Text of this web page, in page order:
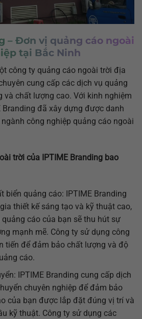
– Đơn vị quảng cáo ngoài
tại Bắc Ninh
công ty quảng cáo ngoài trời địa
cung cấp các dịch vụ quảng
và chất lượng cao. Với kinh nghiệm
Branding đã xây dựng được danh
công nghiệp quảng cáo ngoài
trời của IPTIME Branding bao
biển quảng cáo: IPTIME Branding
thiết kế sáng tạo và kỹ thuật cao,
cáo của bạn sẽ thu hút sự
mạnh mẽ. Công ty sử dụng công
tiến để đảm bảo chất lượng và độ
cáo.
IPTIME Branding cung cấp dịch
chuyên nghiệp để đảm bảo
của bạn được lắp đặt đúng vị trí và
kỹ thuật. Công ty sử dụng các